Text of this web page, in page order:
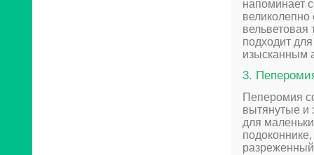
напоминает
вельветовая
подходит
изысканным
3.
Пеперомия
вытянутые и
для
разреженный